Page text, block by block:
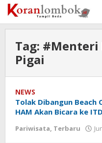
Lewati
ke
konten
Tag: #Menteri
Pigai
NEWS
Tolak Dibangun Beach
HAM Akan Bicara ke
Pariwisata, Terbaru